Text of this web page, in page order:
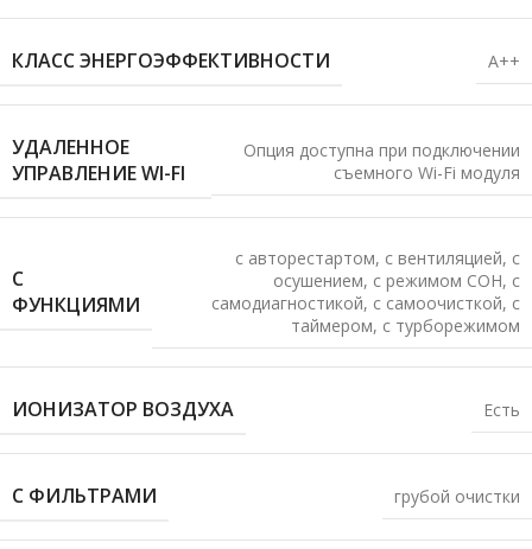
КЛАСС ЭНЕРГОЭФФЕКТИВНОСТИ A++
УДАЛЕННОЕ
УПРАВЛЕНИЕ WI-FI
Опция доступна при подключении
съемного Wi-Fi модуля
С
ФУНКЦИЯМИ
с авторестартом, с вентиляцией, с
осушением, с режимом СОН, с
самодиагностикой, с самоочисткой, с
таймером, с турборежимом
ИОНИЗАТОР ВОЗДУХА Есть
С ФИЛЬТРАМИ грубой очистки